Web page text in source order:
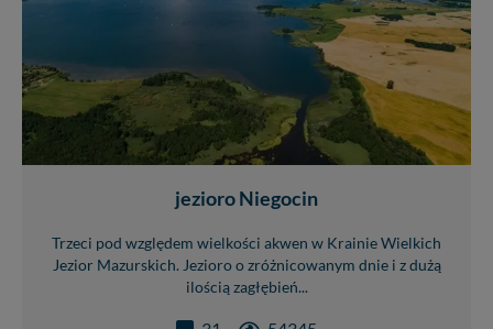
jezioro Niegocin
Trzeci pod względem wielkości akwen w Krainie Wielkich
Jezior Mazurskich. Jezioro o zróżnicowanym dnie i z dużą
ilością zagłębień...